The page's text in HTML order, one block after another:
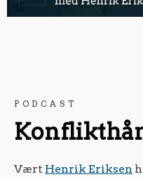
PODCAST
Vært Henrik Eriksen